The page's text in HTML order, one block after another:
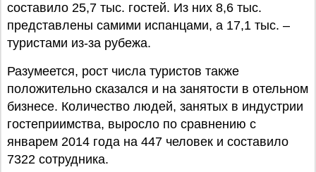
составило 25,7 тыс. гостей. Из них 8,6 тыс.
представлены самими испанцами, а 17,1 тыс. –
туристами из-за рубежа.
Разумеется, рост числа туристов также
положительно сказался и на занятости в отельном
бизнесе. Количество людей, занятых в индустрии
гостеприимства, выросло по сравнению с
январем 2014 года на 447 человек и составило
7322 сотрудника.